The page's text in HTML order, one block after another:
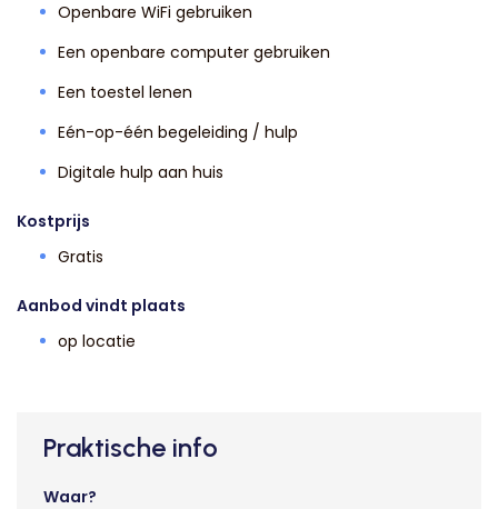
Openbare WiFi gebruiken
Een openbare computer gebruiken
Een toestel lenen
Eén-op-één begeleiding / hulp
Digitale hulp aan huis
Kostprijs
Gratis
Aanbod vindt plaats
op locatie
Praktische info
Waar?